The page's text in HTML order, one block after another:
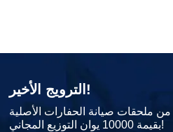
الترويج الأخير!
ملحقات صيانة الحفارات الأصلية
بقيمة 10000 يوان التوزيع المجاني!